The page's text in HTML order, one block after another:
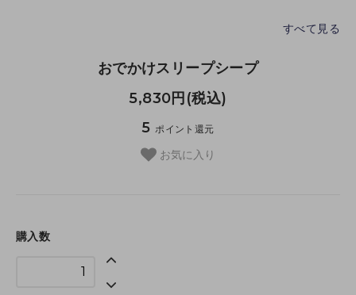
すべて見る
おでかけスリープシープ
5,830円(税込)
5ポイント還元
お気に入り
購入数